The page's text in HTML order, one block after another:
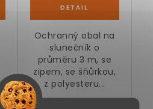
Ochranný obal na
slunečník o
průměru 3 m, se
zipem, se šňůrkou,
z polyesteru...